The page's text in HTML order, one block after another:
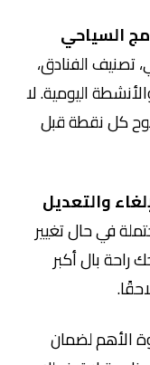
السياحي
تصنيف الفنادق،
اليومية. لا
كل نقطة قبل
والتعديل
في حال تغيير
بال أكبر
الأهم لضمان